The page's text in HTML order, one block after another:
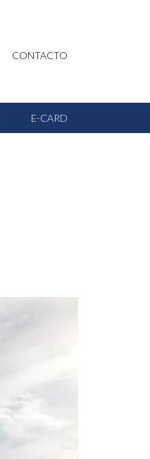
CONTACTO
E-CARD